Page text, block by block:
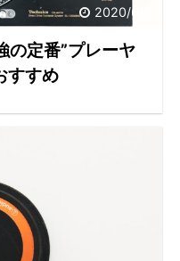
2020/6/8
の定番”プレーヤ
すすめ